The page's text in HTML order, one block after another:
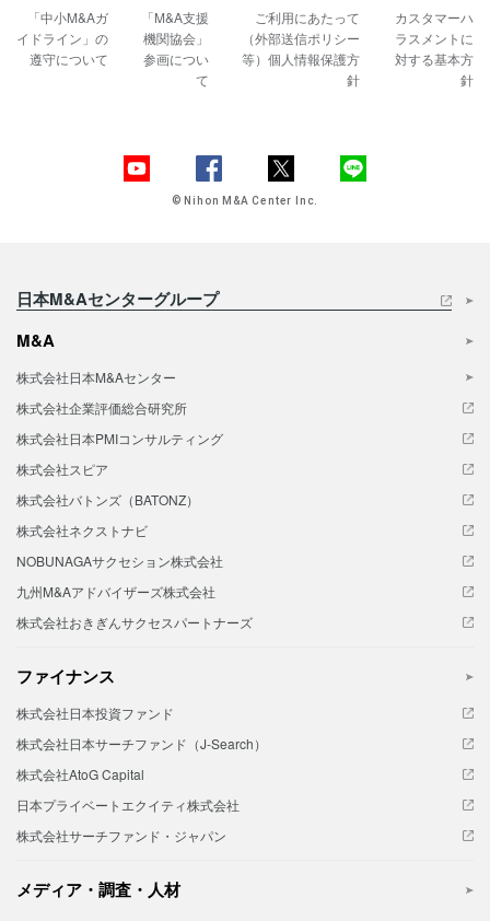
「中小M&Aガ
イドライン」の
遵守について
「M&A支援
機関協会」
参画につい
て
ご利用にあたって
（外部送信ポリシー
等）個人情報保護方
針
カスタマーハ
ラスメントに
対する基本方
針
© Nihon M&A Center Inc.
日本M&Aセンターグループ
M&A
株式会社日本M&Aセンター
株式会社企業評価総合研究所
株式会社日本PMIコンサルティング
株式会社スピア
株式会社バトンズ（BATONZ）
株式会社ネクストナビ
NOBUNAGAサクセション株式会社
九州M&Aアドバイザーズ株式会社
株式会社おきぎんサクセスパートナーズ
ファイナンス
株式会社日本投資ファンド
株式会社日本サーチファンド（J-Search）
株式会社AtoG Capital
日本プライベートエクイティ株式会社
株式会社サーチファンド・ジャパン
メディア・調査・人材